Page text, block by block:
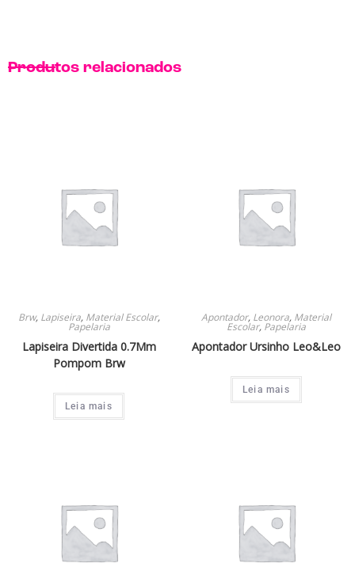
Produtos relacionados
Brw, Lapiseira, Material Escolar,
Papelaria
Lapiseira Divertida 0.7Mm
Pompom Brw
Leia mais
Apontador, Leonora, Material
Escolar, Papelaria
Apontador Ursinho Leo&Leo
Leia mais